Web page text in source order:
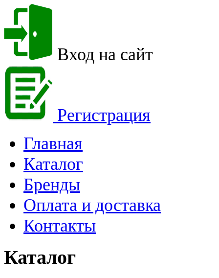
Вход на сайт
Регистрация
Главная
Каталог
Бренды
Оплата и доставка
Контакты
Каталог